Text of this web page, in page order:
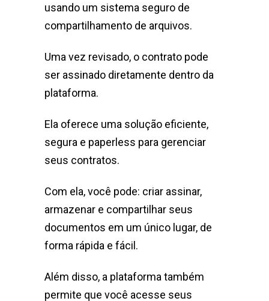
usando um sistema seguro de
compartilhamento de arquivos.
Uma vez revisado, o contrato pode
ser assinado diretamente dentro da
plataforma.
Ela oferece uma solução eficiente,
segura e paperless para gerenciar
seus contratos.
Com ela, você pode: criar assinar,
armazenar e compartilhar seus
documentos em um único lugar, de
forma rápida e fácil.
Além disso, a plataforma também
permite que você acesse seus